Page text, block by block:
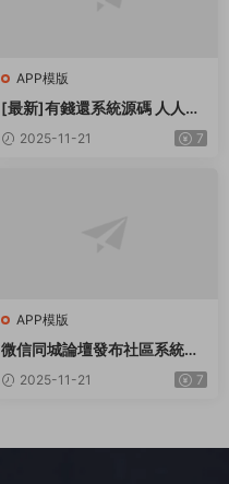
APP模版
[最新]有錢還系統源碼 人人還
衆籌還錢模式還貸系統源碼
2025-11-21 7
APP模版
微信同城論壇發布社區系統源
碼 二手閑置 房屋出租開源uni
app修複版
2025-11-21 7